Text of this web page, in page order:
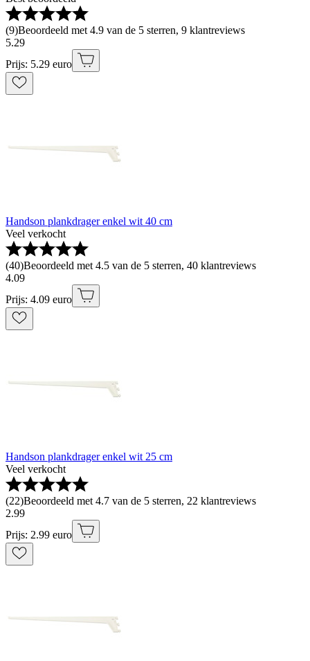
(9)Beoordeeld met 4.9 van de 5 sterren, 9 klantreviews
5.29
Prijs: 5.29 euro
Handson plankdrager enkel wit 40 cm
Veel verkocht
(40)Beoordeeld met 4.5 van de 5 sterren, 40 klantreviews
4.09
Prijs: 4.09 euro
Handson plankdrager enkel wit 25 cm
Veel verkocht
(22)Beoordeeld met 4.7 van de 5 sterren, 22 klantreviews
2.99
Prijs: 2.99 euro